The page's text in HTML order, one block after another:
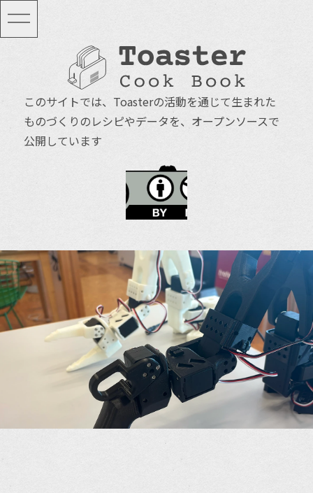
このサイトでは、Toasterの活動を通じて生まれた
ものづくりのレシピやデータを、オープンソースで
公開しています